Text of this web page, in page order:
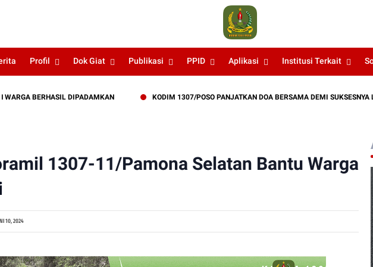
Profil Dok Giat Publikasi PPID Aplikasi Institusi Terkait
DIPADAMKAN KODIM 1307/POSO PANJATKAN DOA BERSAMA DEMI SUKSESNYA LATIHAN
1307-11/Pamona Selatan Bantu Warga
10, 2024